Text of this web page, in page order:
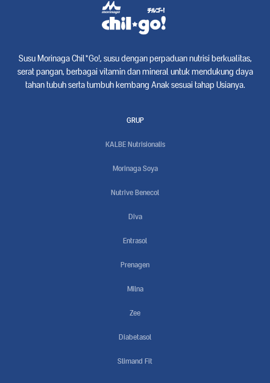
Susu Morinaga Chil*Go!, susu dengan perpaduan nutrisi berkualitas,
serat pangan, berbagai vitamin dan mineral untuk mendukung daya
tahan tubuh serta tumbuh kembang Anak sesuai tahap Usianya.
GRUP
KALBE Nutrisionalis
Morinaga Soya
Nutrive Benecol
Diva
Entrasol
Prenagen
Milna
Zee
Diabetasol
Slimand Fit